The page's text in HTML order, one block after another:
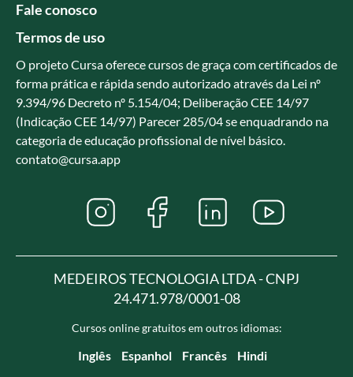
Fale conosco
Termos de uso
O projeto Cursa oferece cursos de graça com certificados de
forma prática e rápida sendo autorizado através da Lei nº
9.394/96 Decreto nº 5.154/04; Deliberação CEE 14/97
(Indicação CEE 14/97) Parecer 285/04 se enquadrando na
categoria de educação profissional de nível básico.
contato@cursa.app
MEDEIROS TECNOLOGIA LTDA - CNPJ
24.471.978/0001-08
Cursos online gratuitos em outros idiomas:
Inglês Espanhol Francês Hindi